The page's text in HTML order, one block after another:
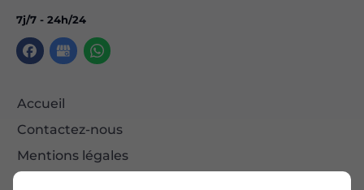
7j/7 - 24h/24
Accueil
Contactez-nous
Mentions légales